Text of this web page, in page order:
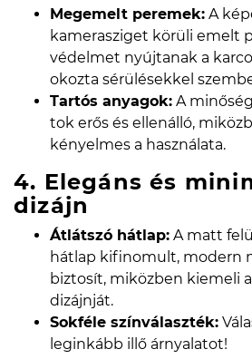
Megemelt peremek: A
kamerasziget körüli emelt
védelmet nyújtanak a
okozta sérülésekkel
Tartós anyagok: A
tok erős és ellenálló,
kényelmes a használata.
4. Elegáns és
dizájn
Átlátszó hátlap: A matt
hátlap kifinomult, modern
biztosít, miközben kiemeli
dizájnját.
Sokféle színválaszték:
leginkább illő árnyalatot!